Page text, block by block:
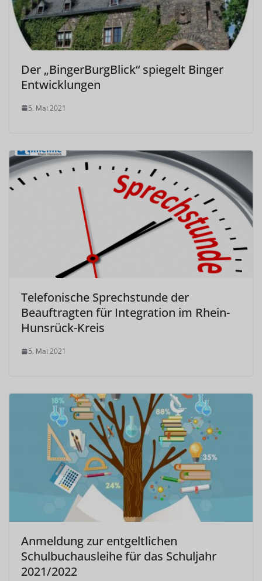
Der „BingerBurgBlick“ spiegelt Binger
Entwicklungen
5. Mai 2021
Telefonische Sprechstunde der
Beauftragten für Integration im Rhein-
Hunsrück-Kreis
5. Mai 2021
Anmeldung zur entgeltlichen
Schulbuchausleihe für das Schuljahr
2021/2022